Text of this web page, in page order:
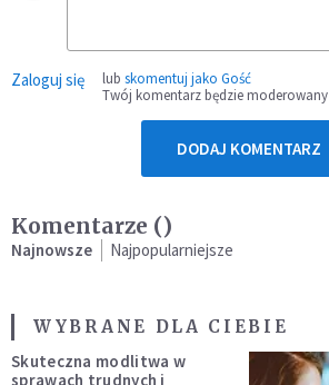
Zaloguj się lub skomentuj jako Gość
Twój komentarz będzie moderowany
DODAJ KOMENTARZ
Komentarze ()
Najnowsze Najpopularniejsze
WYBRANE DLA CIEBIE
Skuteczna modlitwa w
sprawach trudnych i